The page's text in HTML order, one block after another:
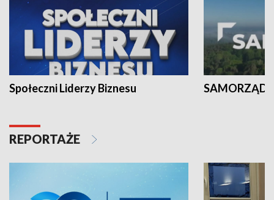
Społeczni Liderzy Biznesu SAMORZĄD
REPORTAŻE